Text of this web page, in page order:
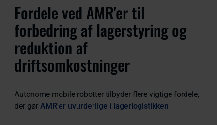
Fordele ved AMR'er til
forbedring af lagerstyring og
reduktion af
driftsomkostninger
Autonome mobile robotter tilbyder flere vigtige fordele,
der gør AMR'er uvurderlige i lagerlogistikken